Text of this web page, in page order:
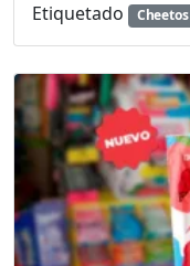
Etiquetado
Cheetos